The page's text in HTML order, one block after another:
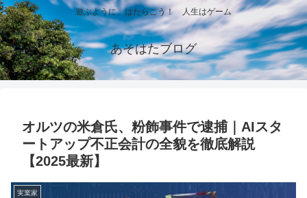
遊ぶように、はたらこう！ 人生はゲーム
あそはたブログ
オルツの米倉氏、粉飾事件で逮捕｜AIスタ
ートアップ不正会計の全貌を徹底解説
【2025最新】
実業家